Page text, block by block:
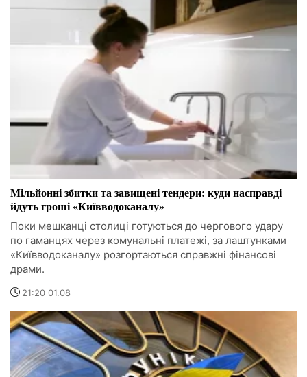
Мільйонні збитки та завищені тендери: куди насправді
йдуть гроші «Київводоканалу»
Поки мешканці столиці готуються до чергового удару
по гаманцях через комунальні платежі, за лаштунками
«Київводоканалу» розгортаються справжні фінансові
драми.
21:20 01.08